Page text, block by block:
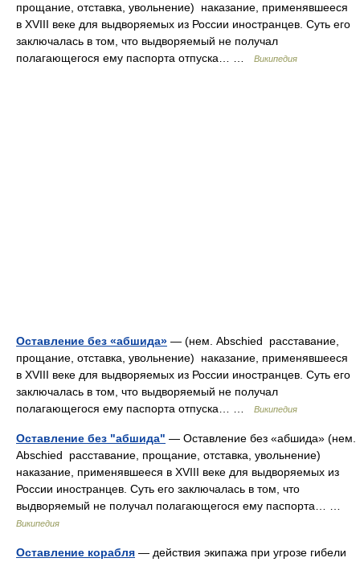
прощание, отставка, увольнение) наказание, применявшееся
в XVIII веке для выдворяемых из России иностранцев. Суть его
заключалась в том, что выдворяемый не получал
полагающегося ему паспорта отпуска… …
Википедия
Оставление без «абшида» — (нем. Abschied расставание,
прощание, отставка, увольнение) наказание, применявшееся
в XVIII веке для выдворяемых из России иностранцев. Суть его
заключалась в том, что выдворяемый не получал
полагающегося ему паспорта отпуска… …
Википедия
Оставление без "абшида" — Оставление без «абшида» (нем.
Abschied расставание, прощание, отставка, увольнение)
наказание, применявшееся в XVIII веке для выдворяемых из
России иностранцев. Суть его заключалась в том, что
выдворяемый не получал полагающегося ему паспорта… …
Википедия
Оставление корабля — действия экипажа при угрозе гибели